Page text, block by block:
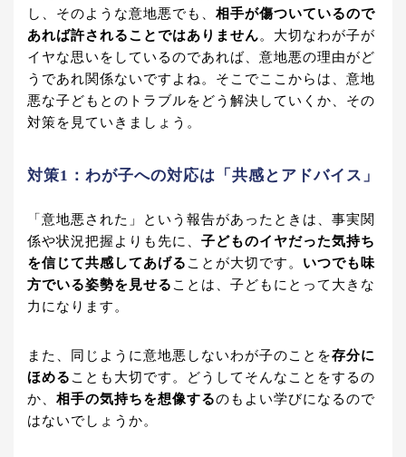
し、そのような意地悪でも、 相手が傷ついているので
あれば許されることではありません。大切なわが子が
イヤな思いをしているのであれば、意地悪の理由がど
うであれ関係ないですよね。そこでここからは、意地
悪な子どもとのトラブルをどう解決していくか、その
対策を見ていきましょう。
対策1：わが子への対応は「共感とアドバイス」
「意地悪された」という報告があったときは、事実関
係や状況把握よりも先に、 子どものイヤだった気持ち
を信じて共感してあげる ことが大切です。 いつでも味
方でいる姿勢を見せる ことは、子どもにとって大きな
力になります。
また、同じように意地悪しないわが子のことを存分に
ほめる ことも大切です。どうしてそんなことをするの
か、 相手の気持ちを想像するのもよい学びになるので
はないでしょうか。